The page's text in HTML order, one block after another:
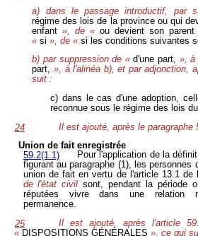
a) dans le passage introductif, par
régime des lois de la province ou qui
enfant », de «ou devient son parent
«si », de «si les conditions suivantes
b) par suppression de «d'une part, », à
part, », à l'alinéa b), et par adjonction,
suit :
c) dans le cas d'une adoption,
reconnue sous le régime des lois
24
Il est ajouté, après le paragraphe
Union de fait enregistrée
59.2(1.1)
Pour l'application de la
figurant au paragraphe (1), les personnes
union de fait en vertu de l'article 13.1
de l'état civil sont, pendant la période
réputées vivre dans une relation
permanence.
25
Il est ajouté, après l'article
« DISPOSITIONS GÉNÉRALES », ce qui